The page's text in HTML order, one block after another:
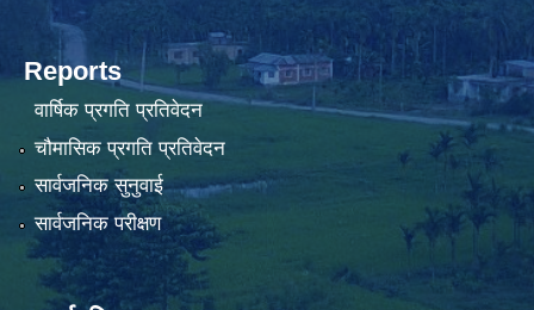
Reports
वार्षिक प्रगति प्रतिवेदन
चौमासिक प्रगति प्रतिवेदन
सार्वजनिक सुनुवाई
सार्वजनिक परीक्षण